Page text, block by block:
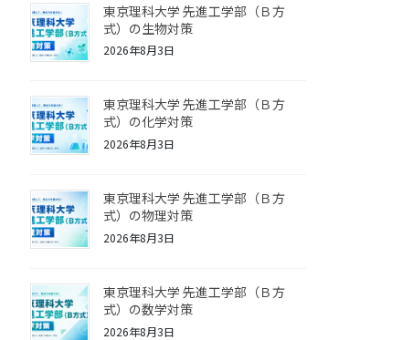
東京理科大学 先進工学部（Ｂ方
式）の生物対策
2026年8月3日
東京理科大学 先進工学部（Ｂ方
式）の化学対策
2026年8月3日
東京理科大学 先進工学部（Ｂ方
式）の物理対策
2026年8月3日
東京理科大学 先進工学部（Ｂ方
式）の数学対策
2026年8月3日